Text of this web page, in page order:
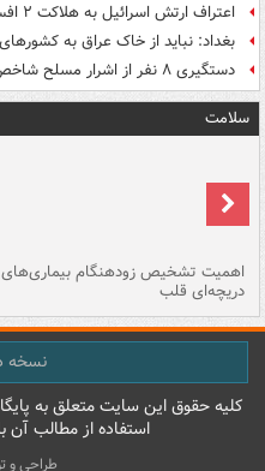
اعتراف ارتش اسرائیل به هلاکت ۲ افسر در تله انفجاری حزب‌الله
بغداد: نباید از خاک عراق به
دستگیری ۸ نفر از اشرار مسلح شاخص و مرتبطین گروهک های تروریستی
سلامت
اهمیت تشخیص زودهنگام بیماری‌های
دریچه‌ای قلب
نسخه
کليه حقوق اين سايت متعلق به
استفاده از مطالب آن
طراحی و